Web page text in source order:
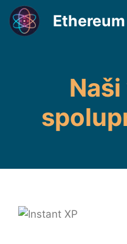
Přeskočit
na